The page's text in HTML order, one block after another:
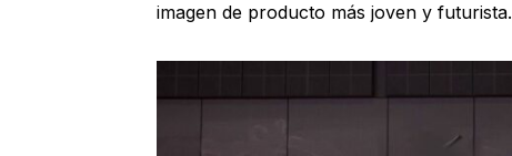
imagen de producto más joven y futurista.